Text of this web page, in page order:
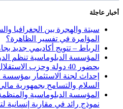
أخبار عاجلة
سبتة والهجرة بين الجغرافيا
المؤامرة في تفسير الظاهرة؟
الرباط – تتويج أكاديمي جديد
بحضور 40 دولة وحزب الاستقلال ضيف الشرف
إحداث لجنة الاستثمار
السلام والتسامح بجمهورية
المؤسسة الدبلوماسية
نموذج رائد في مقاربة إنسانية